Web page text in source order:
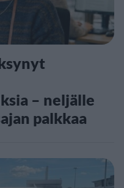
– neljälle
palkkaa